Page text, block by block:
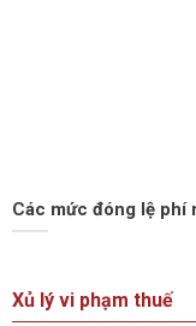
Các mức đóng lệ phí
Xủ lý vi phạm thuế